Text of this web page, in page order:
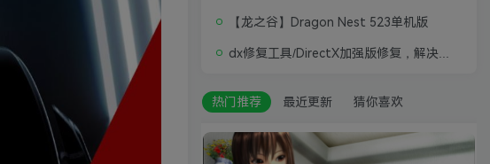
【龙之谷】Dragon Nest 523单机版
热门推荐 最近更新 猜你喜欢